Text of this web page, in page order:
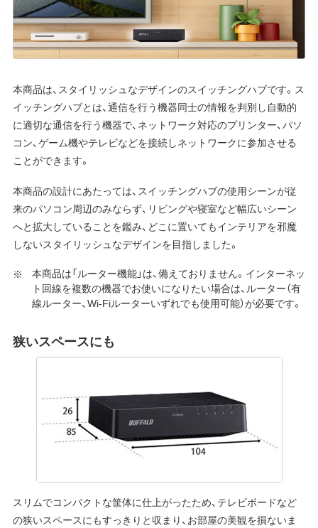
本商品は、スタイリッシュなデザインのスイッチングハブです。ス
イッチングハブとは、通信を行う機器同士の情報を判別し自動的
に適切な通信を行う機器で、ネットワーク対応のプリンター、パソ
コン、ゲーム機やテレビなどを接続しネットワークに参加させる
ことができます。
本商品の設計にあたっては、スイッチングハブの使用シーンが従
来のパソコン周辺のみならず、リビングや寝室など幅広いシーン
へと拡大していることを鑑み、どこに置いてもインテリアを邪魔
しないスタイリッシュなデザインを目指しました。
本商品は「ルーター機能」は、備えておりません。インターネッ
ト回線を複数の機器でお使いになりたい場合は、ルーター（有
線ルーター、Wi-Fiルーターいずれでも使用可能）が必要です。
狭いスペースにも
スリムでコンパクトな筐体に仕上がったため、テレビボードなど
の狭いスペースにもすっきりと収まり、お部屋の美観を損ないま